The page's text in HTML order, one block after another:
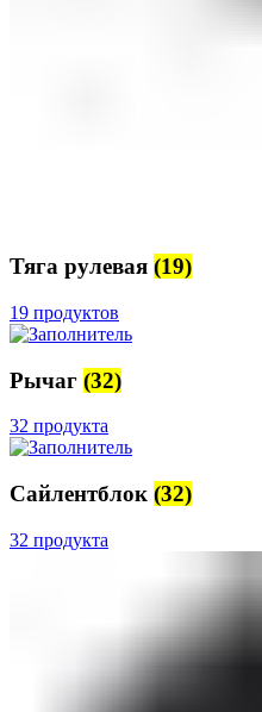
Тяга рулевая (19)
19 продуктов
Рычаг (32)
32 продукта
Сайлентблок (32)
32 продукта